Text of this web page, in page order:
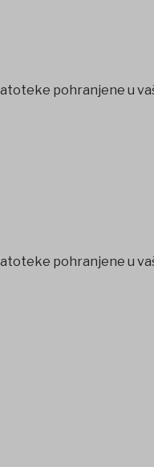
pohranjene u
pohranjene u